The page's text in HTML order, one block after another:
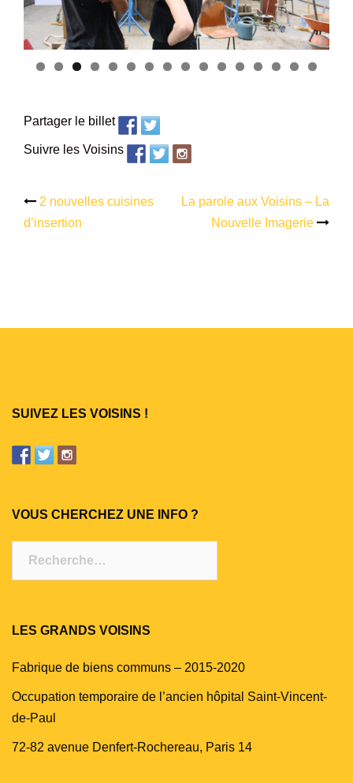
Partager le billet
Suivre les Voisins
Navigation
2 nouvelles cuisines
d’insertion
La parole aux Voisins – La
Nouvelle Imagerie
SUIVEZ LES VOISINS !
VOUS CHERCHEZ UNE INFO ?
LES GRANDS VOISINS
Fabrique de biens communs – 2015-2020
Occupation temporaire de l’ancien hôpital Saint-Vincent-
de-Paul
72-82 avenue Denfert-Rochereau, Paris 14